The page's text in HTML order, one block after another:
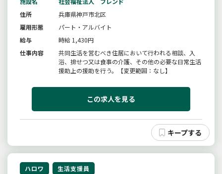
住所
兵庫県神戸市北区
雇用形態
パート・アルバイト
給与
時給 1,430円
仕事内容
共同生活を営むべき住居において行われる相談、入
浴、排せつ又は食事の介護、その他の必要な日常生活
援助上の援助を行う。【変更範囲：なし】
この求人を見る
ハロワ 生活支援員